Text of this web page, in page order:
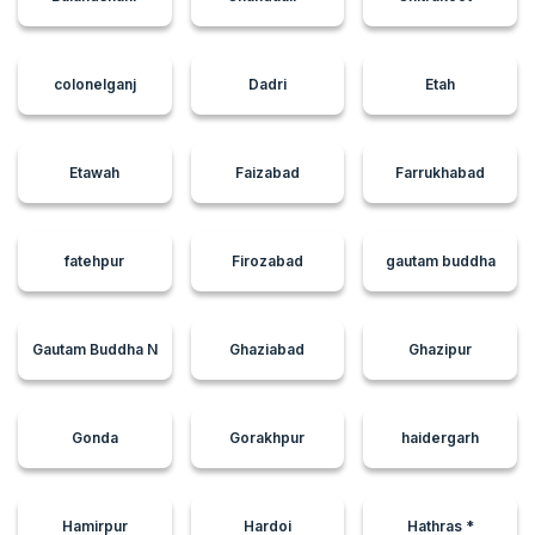
colonelganj Dadri Etah
Etawah Faizabad Farrukhabad
fatehpur Firozabad gautam buddha
Gautam Buddha N Ghaziabad Ghazipur
Gonda Gorakhpur haidergarh
Hamirpur Hardoi Hathras *